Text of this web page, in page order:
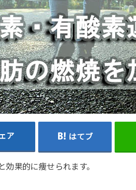
ア はてブ
果的に痩せられます。